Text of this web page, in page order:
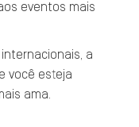
eventos mais
a
você esteja
ama.